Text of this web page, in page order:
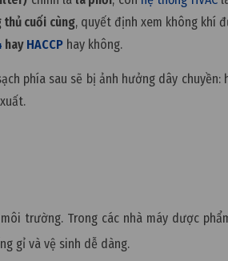
thủ cuối cùng, quyết định xem không khí
hay HACCP hay không.
phía sau sẽ bị ảnh hưởng dây chuyền:
trường. Trong các nhà máy dược
gỉ và vệ sinh dễ dàng.